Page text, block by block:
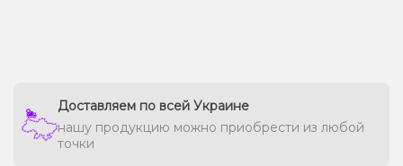
Доставляем по всей Украине
нашу продукцию можно приобрести из любой
точки